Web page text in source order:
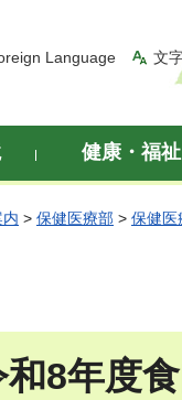
Language 文
健康・福祉
> 保健医療部 > 保健医
和8年度